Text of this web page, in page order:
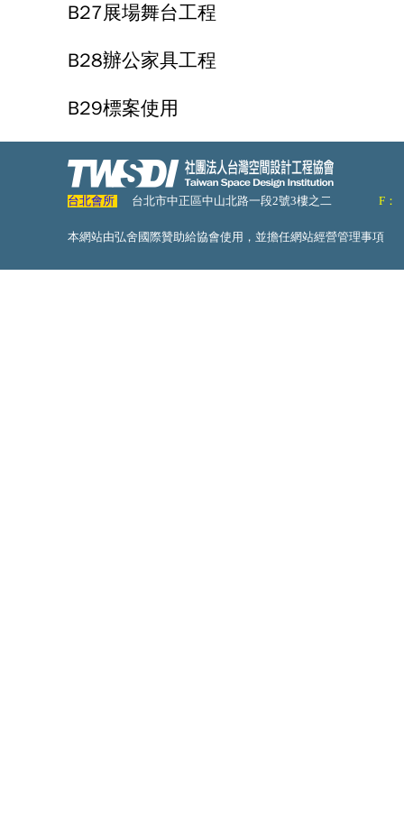
B27展場舞台工程
B28辦公家具工程
B29標案使用
台北會所 台北市中正區中山北路一段2號3樓之二 F：
本網站由弘舍國際贊助給協會使用，並擔任網站經營管理事項